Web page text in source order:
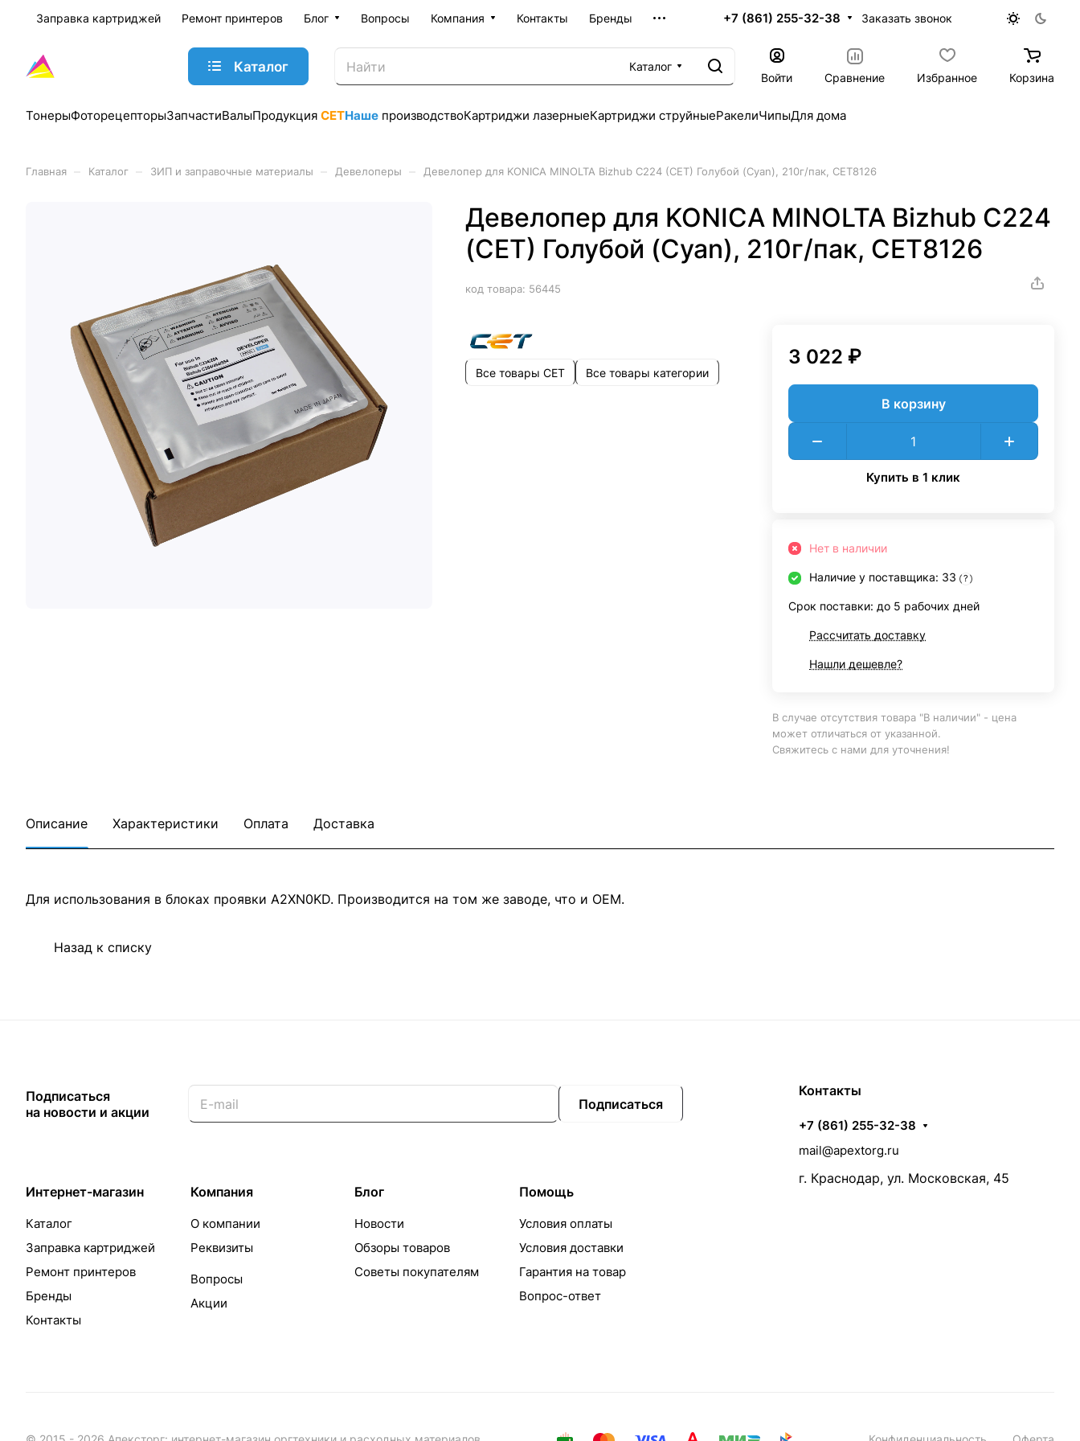
Заправка картриджей Ремонт принтеров Блог Вопросы Компания Контакты Бренды +7 (861) 255-32-38 Заказать звонок
Каталог
Каталог
Войти
Сравнение Избранное Корзина
ТонерыФоторецепторыЗапчастиВалыПродукция CETНаше производствоКартриджи лазерныеКартриджи струйныеРакелиЧипыДля дома
Главная Каталог ЗИП и заправочные материалы Девелоперы Девелопер для KONICA MINOLTA Bizhub C224 (CET) Голубой (Cyan), 210г/пак, CET8126
Девелопер для KONICA MINOLTA Bizhub C224
(CET) Голубой (Cyan), 210г/пак, CET8126
код товара: 56445
Все товары CET Все товары категории
3 022 ₽
В корзину
Купить в 1 клик
Нет в наличии
Наличие у поставщика: 33 ?
Срок поставки: до 5 рабочих дней
Рассчитать доставку
Нашли дешевле?
В случае отсутствия товара "В наличии" - цена
может отличаться от указанной.
Свяжитесь с нами для уточнения!
Описание Характеристики Оплата Доставка
Для использования в блоках проявки A2XN0KD. Производится на том же заводе, что и OEM.
Назад к списку
Подписаться
на новости и акции
Подписаться
Интернет-магазин
Каталог
Заправка картриджей
Ремонт принтеров
Бренды
Контакты
Компания
О компании
Реквизиты
Вопросы
Акции
Блог
Новости
Обзоры товаров
Советы покупателям
Помощь
Условия оплаты
Условия доставки
Гарантия на товар
Вопрос-ответ
Контакты
+7 (861) 255-32-38
mail@apextorg.ru
г. Краснодар, ул. Московская, 45